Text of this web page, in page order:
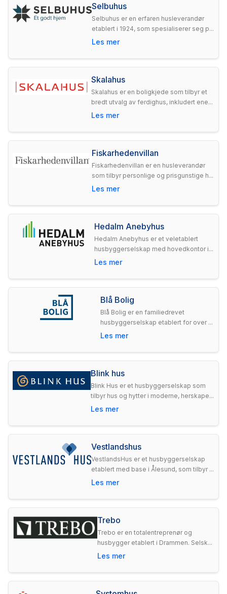
Selbuhus
Selbuhus er en erfaren husleverandør
etablert i 1924, som spesialiserer seg p...
Les mer
Skalahus
Skalahus er en boligkjede som tilbyr et
bredt utvalg av ferdighus, inkludert ene...
Les mer
Fiskarhedenvillan
Fiskarhedenvillan er en husleverandør
som tilbyr personlige og prisgunstige h...
Les mer
Hedalm Anebyhus
Hedalm Anebyhus er et veletablert
husbyggerselskap med hovedkontor i...
Les mer
Blå Bolig
Blå Bolig er en familiedrevet
husbyggerselskap etablert for over ...
Les mer
Blink hus
Blink Hus er et husbyggerselskap som
tilbyr hus og hytter i moderne, herskape...
Les mer
Vestlandshus
VestlandsHus er et husbyggerselskap
etablert med base i Ålesund, som tilbyr ...
Les mer
Trebo
Trebo er en totalentreprenør og
husbygger etablert i Drammen. Selsk...
Les mer